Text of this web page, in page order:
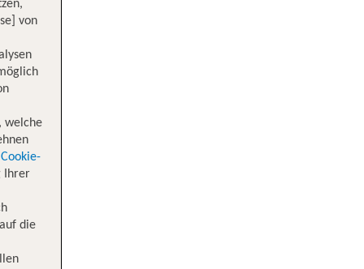
von
welche
Cookie-
Ihrer
die